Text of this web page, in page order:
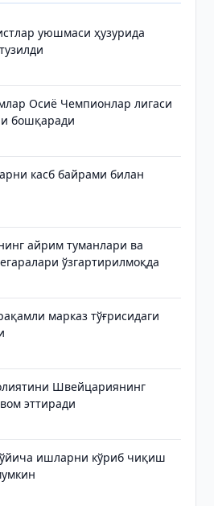
уюшмаси ҳузурида
Осиё Чемпионлар лигаси
бошқаради
касб байрами билан
айрим туманлари ва
ўзгартирилмоқда
марказ тўғрисидаги
Швейцариянинг
эттиради
ишларни кўриб чиқиш